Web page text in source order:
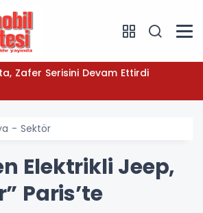
Toyota, Zafer Serisini Devam Ettirdi
- Sektör
Elektrikli Jeep,
Paris’te